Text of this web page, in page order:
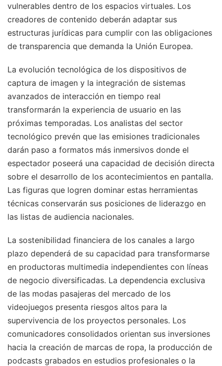
vulnerables dentro de los espacios virtuales. Los
creadores de contenido deberán adaptar sus
estructuras jurídicas para cumplir con las obligaciones
de transparencia que demanda la Unión Europea.
La evolución tecnológica de los dispositivos de
captura de imagen y la integración de sistemas
avanzados de interacción en tiempo real
transformarán la experiencia de usuario en las
próximas temporadas. Los analistas del sector
tecnológico prevén que las emisiones tradicionales
darán paso a formatos más inmersivos donde el
espectador poseerá una capacidad de decisión directa
sobre el desarrollo de los acontecimientos en pantalla.
Las figuras que logren dominar estas herramientas
técnicas conservarán sus posiciones de liderazgo en
las listas de audiencia nacionales.
La sostenibilidad financiera de los canales a largo
plazo dependerá de su capacidad para transformarse
en productoras multimedia independientes con líneas
de negocio diversificadas. La dependencia exclusiva
de las modas pasajeras del mercado de los
videojuegos presenta riesgos altos para la
supervivencia de los proyectos personales. Los
comunicadores consolidados orientan sus inversiones
hacia la creación de marcas de ropa, la producción de
podcasts grabados en estudios profesionales o la